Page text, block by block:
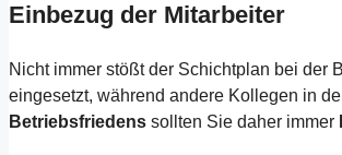
Einbezug der Mitarbeiter
Nicht immer stößt der Schichtplan bei der
eingesetzt, während andere Kollegen in
Betriebsfriedens sollten Sie daher immer